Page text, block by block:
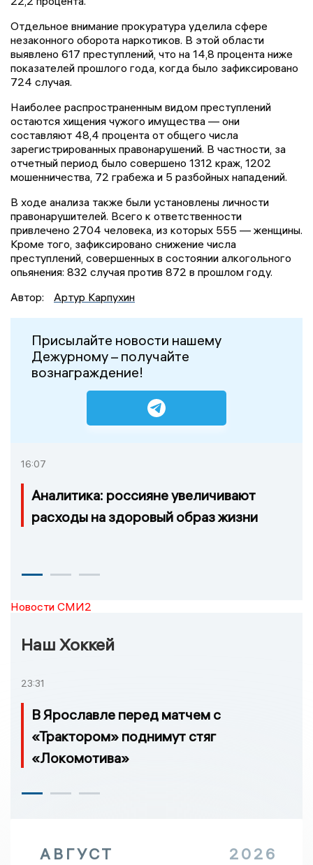
Отдельное внимание прокуратура уделила сфере
незаконного оборота наркотиков. В этой области
выявлено 617 преступлений, что на 14,8 процента ниже
показателей прошлого года, когда было зафиксировано
724 случая.
Наиболее распространенным видом преступлений
остаются хищения чужого имущества — они
составляют 48,4 процента от общего числа
зарегистрированных правонарушений. В частности, за
отчетный период было совершено 1312 краж, 1202
мошенничества, 72 грабежа и 5 разбойных нападений.
В ходе анализа также были установлены личности
правонарушителей. Всего к ответственности
привлечено 2704 человека, из которых 555 — женщины.
Кроме того, зафиксировано снижение числа
преступлений, совершенных в состоянии алкогольного
опьянения: 832 случая против 872 в прошлом году.
Автор:
Артур Карпухин
Присылайте новости нашему
Дежурному – получайте
вознаграждение!
16:07
Аналитика: россияне увеличивают
расходы на здоровый образ жизни
Новости СМИ2
Наш Хоккей
23:31
В Ярославле перед матчем с
«Трактором» поднимут стяг
«Локомотива»
АВГУСТ 2026